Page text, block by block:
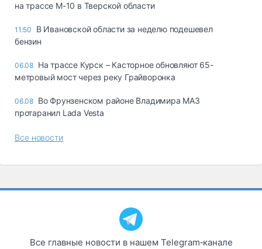
на трассе М-10 в Тверской области
11:50
В Ивановской области за неделю подешевел
бензин
06.08 На трассе Курск – Касторное обновляют 65-
метровый мост через реку Грайворонка
06.08 Во Фрунзенском районе Владимира МАЗ
протаранил Lada Vesta
Все новости
Все главные новости в нашем Telegram‑канале